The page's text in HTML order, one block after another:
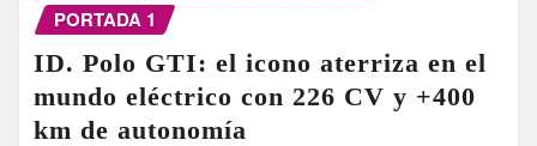
PORTADA 1
ID. Polo GTI: el icono aterriza en el
mundo eléctrico con 226 CV y +400
km de autonomía